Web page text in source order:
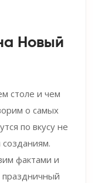
Новый
столе и чем
о самых
по вкусу не
фактами и
праздничный